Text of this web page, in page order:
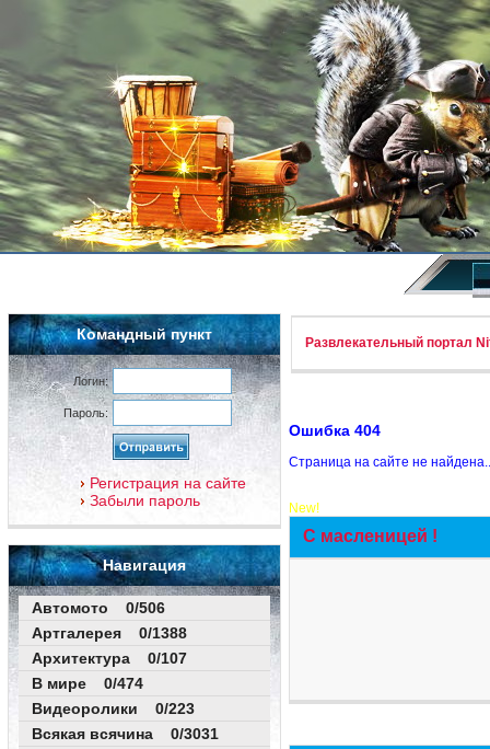
Командный пункт
Логин:
Пароль:
Регистрация на сайте
Забыли пароль
Навигация
Автомото 0/506
Артгалерея 0/1388
Архитектура 0/107
В мире 0/474
Видеоролики 0/223
Всякая всячина 0/3031
Развлекательный портал
Ошибка 404
Страница на сайте не
New!
С масленицей !